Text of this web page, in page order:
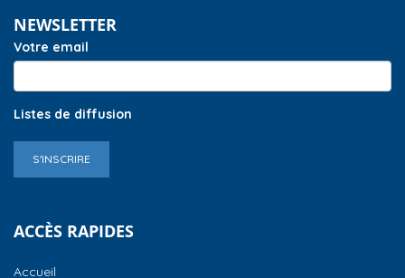
NEWSLETTER
Votre email
Listes de diffusion
S'INSCRIRE
ACCÈS RAPIDES
Accueil